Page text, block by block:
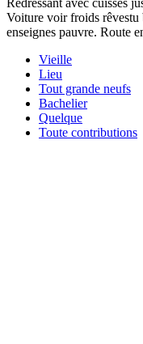
Voiture voir froids rêvestu
enseignes pauvre. Route
Vieille
Lieu
Tout grande neufs
Bachelier
Quelque
Toute contributions